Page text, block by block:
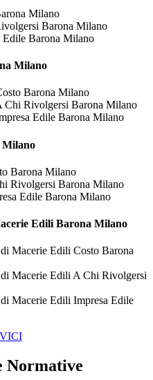
Milano
Barona Milano
Barona Milano
Milano
Barona Milano
Chi Rivolgersi Barona Milano
Edile Barona Milano
Milano
Barona Milano
Rivolgersi Barona Milano
Edile Barona Milano
Edili Barona Milano
Macerie Edili Costo Barona
Macerie Edili A Chi Rivolgersi
Macerie Edili Impresa Edile
Normative